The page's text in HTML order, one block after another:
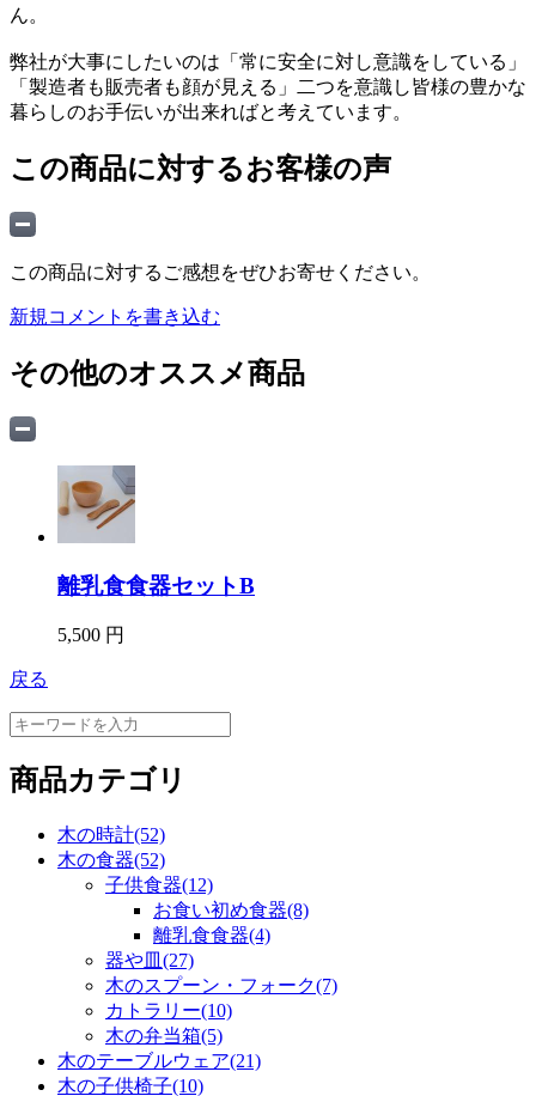
ん。
弊社が大事にしたいのは「常に安全に対し意識をしている」
「製造者も販売者も顔が見える」二つを意識し皆様の豊かな
暮らしのお手伝いが出来ればと考えています。
この商品に対するお客様の声
この商品に対するご感想をぜひお寄せください。
新規コメントを書き込む
その他のオススメ商品
離乳食食器セットB
5,500 円
戻る
商品カテゴリ
木の時計(52)
木の食器(52)
子供食器(12)
お食い初め食器(8)
離乳食食器(4)
器や皿(27)
木のスプーン・フォーク(7)
カトラリー(10)
木の弁当箱(5)
木のテーブルウェア(21)
木の子供椅子(10)